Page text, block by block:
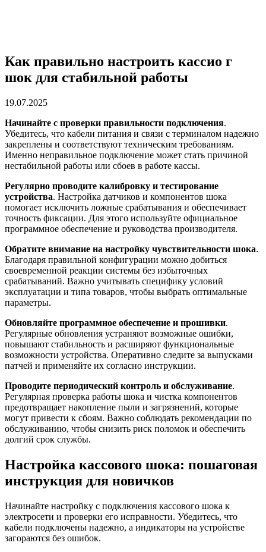
Как правильно настроить кассио г
шок для стабильной работы
19.07.2025
Начинайте с проверки правильности подключения.
Убедитесь, что кабели питания и связи с терминалом надежно
закреплены и соответствуют техническим требованиям.
Именно неправильное подключение может стать причиной
нестабильной работы или сбоев в работе кассы.
Регулярно проводите калибровку и тестирование
устройства. Настройка датчиков и компонентов шока
помогает исключить ложные срабатывания и обеспечивает
точность фиксации. Для этого используйте официальное
программное обеспечение и руководства производителя.
Обратите внимание на настройку чувствительности шока.
Благодаря правильной конфигурации можно добиться
своевременной реакции системы без избыточных
срабатываний. Важно учитывать специфику условий
эксплуатации и типа товаров, чтобы выбрать оптимальные
параметры.
Обновляйте программное обеспечение и прошивки.
Регулярные обновления устраняют возможные ошибки,
повышают стабильность и расширяют функциональные
возможности устройства. Оперативно следите за выпусками
патчей и применяйте их согласно инструкции.
Проводите периодический контроль и обслуживание.
Регулярная проверка работы шока и чистка компонентов
предотвращает накопление пыли и загрязнений, которые
могут привести к сбоям. Важно соблюдать рекомендации по
обслуживанию, чтобы снизить риск поломок и обеспечить
долгий срок службы.
Настройка кассового шока: пошаговая
инструкция для новичков
Начинайте настройку с подключения кассового шока к
электросети и проверки его исправности. Убедитесь, что
кабели подключены надежно, а индикаторы на устройстве
загораются без ошибок.